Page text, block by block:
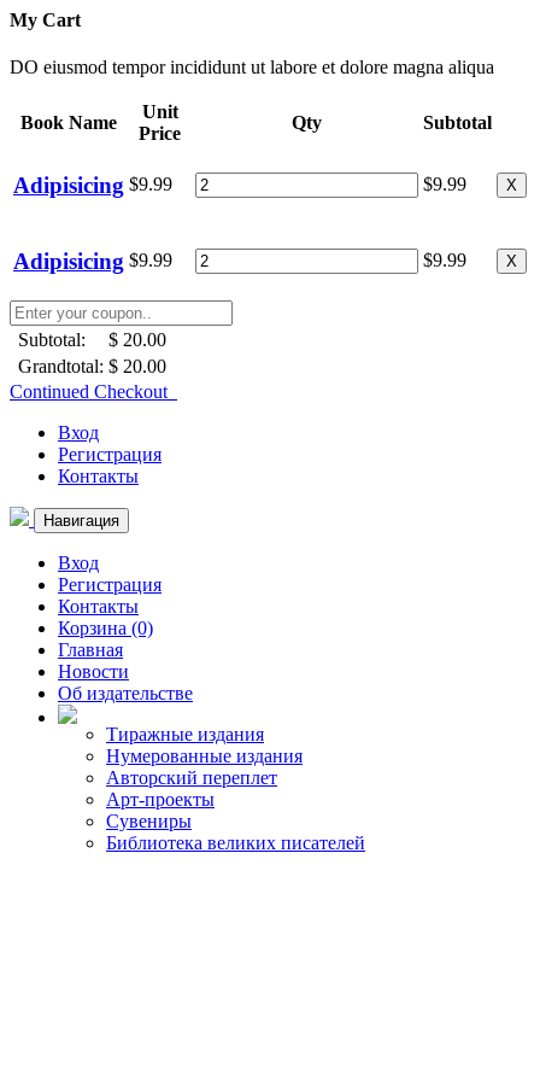
My Cart
DO eiusmod tempor incididunt ut labore et dolore magna aliqua
Book Name
Unit
Price
Qty Subtotal
Adipisicing $9.99 $9.99 X
Adipisicing $9.99 $9.99 X
Subtotal:
$ 20.00
Grandtotal: $ 20.00
Continued Checkout
Вход
Регистрация
Контакты
Навигация
Вход
Регистрация
Контакты
Корзина (0)
Главная
Новости
Об издательстве
Тиражные издания
Нумерованные издания
Авторский переплет
Арт-проекты
Сувениры
Библиотека великих писателей